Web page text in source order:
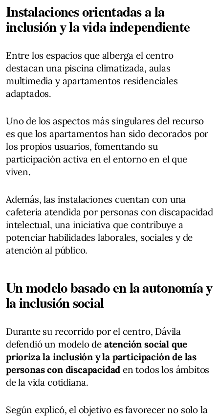
Instalaciones orientadas a la
inclusión y la vida independiente
Entre los espacios que alberga el centro
destacan una piscina climatizada, aulas
multimedia y apartamentos residenciales
adaptados.
Uno de los aspectos más singulares del recurso
es que los apartamentos han sido decorados por
los propios usuarios, fomentando su
participación activa en el entorno en el que
viven.
Además, las instalaciones cuentan con una
cafetería atendida por personas con discapacidad
intelectual, una iniciativa que contribuye a
potenciar habilidades laborales, sociales y de
atención al público.
Un modelo basado en la autonomía y
la inclusión social
Durante su recorrido por el centro, Dávila
defendió un modelo de atención social que
prioriza la inclusión y la participación de las
personas con discapacidad en todos los ámbitos
de la vida cotidiana.
Según explicó, el objetivo es favorecer no solo la